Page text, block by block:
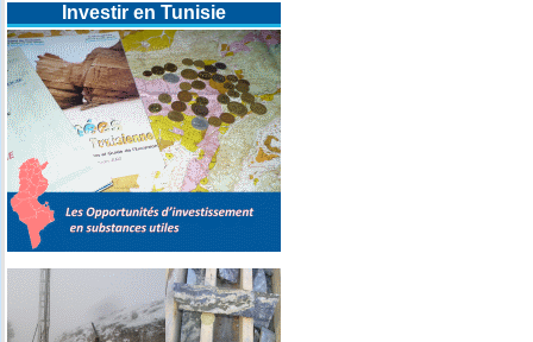
Investir en Tunisie